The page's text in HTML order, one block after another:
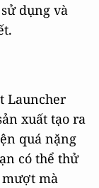
dụng và
Launcher
xuất tạo ra
quá nặng
có thể thử
mượt mà